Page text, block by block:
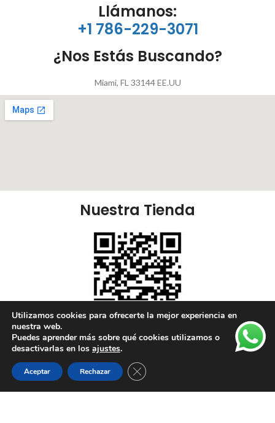
Llámanos:
+1 786-229-3071
¿Nos Estás Buscando?
Miami, FL 33144 EE.UU
Nuestra Tienda
Nuestras Redes:
de deseos
CarritoMi cuenta
Utilizamos cookies para ofrecerte la mejor experiencia en
nuestra web.
Puedes aprender más sobre qué cookies utilizamos o
desactivarlas en los ajustes.
Aceptar Rechazar Cerrar el banner de cookies RGPD